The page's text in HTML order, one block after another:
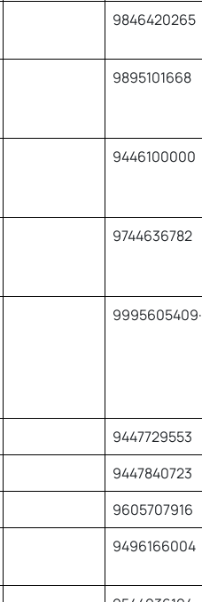
9846420265
9895101668
9446100000
9744636782
9995605409·
9447729553
9447840723
9605707916
9496166004